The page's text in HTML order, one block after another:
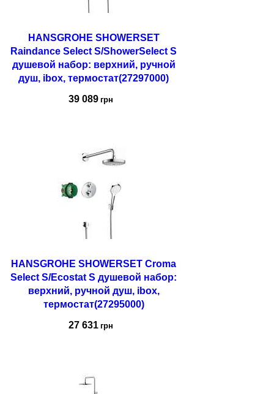
HANSGROHE SHOWERSET
Raindance Select S/ShowerSelect S
душевой набор: верхний, ручной
душ, ibox, термостат(27297000)
39 089 грн
Купить
HANSGROHE SHOWERSET Croma
Select S/Ecostat S душевой набор:
верхний, ручной душ, ibox,
термостат(27295000)
27 631 грн
Купить